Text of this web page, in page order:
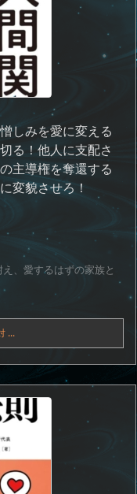
しみを愛に変える
る！他人に支配さ
主導権を奪還する
変貌させろ！
、愛するはずの家族と
...